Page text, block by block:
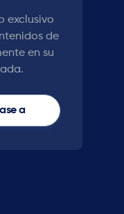
exclusivo
de
en su
a